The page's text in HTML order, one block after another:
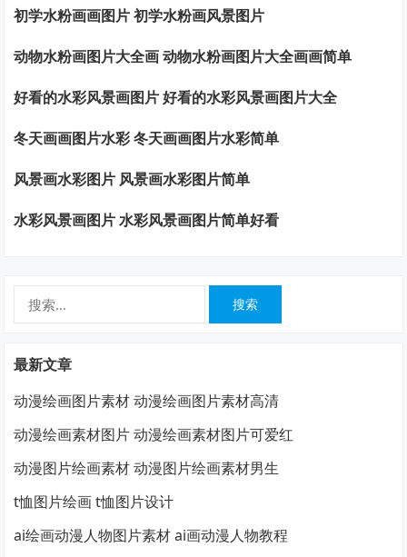
初学水粉画画图片 初学水粉画风景图片
动物水粉画图片大全画 动物水粉画图片大全画画简单
好看的水彩风景画图片 好看的水彩风景画图片大全
冬天画画图片水彩 冬天画画图片水彩简单
风景画水彩图片 风景画水彩图片简单
水彩风景画图片 水彩风景画图片简单好看
最新文章
动漫绘画图片素材 动漫绘画图片素材高清
动漫绘画素材图片 动漫绘画素材图片可爱红
动漫图片绘画素材 动漫图片绘画素材男生
t恤图片绘画 t恤图片设计
ai绘画动漫人物图片素材 ai画动漫人物教程